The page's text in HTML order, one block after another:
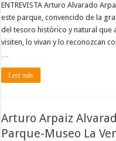
ENTREVISTA Arturo Alvarado
este parque, convencido de la
del tesoro histórico y natural que
visiten, lo vivan y lo reconozcan
…
Leer más
Arturo Arpaiz
Parque-Museo La